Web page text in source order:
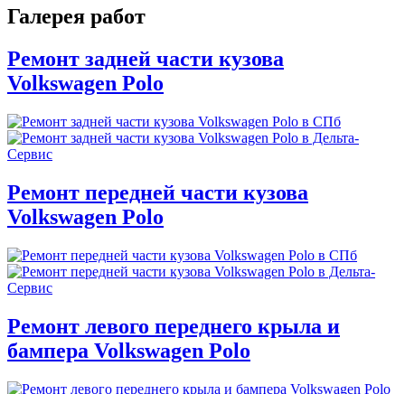
Галерея работ
Ремонт задней части кузова
Volkswagen Polo
Ремонт передней части кузова
Volkswagen Polo
Ремонт левого переднего крыла и
бампера Volkswagen Polo